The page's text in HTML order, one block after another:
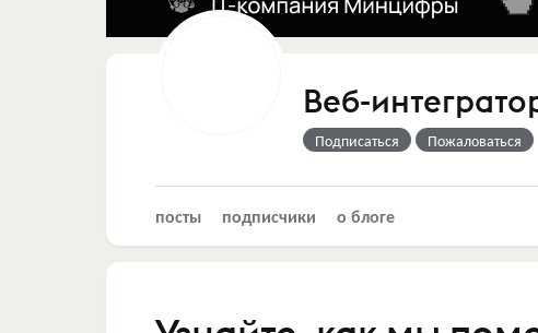
Веб-
Подписаться Пожаловаться
посты подписчики о блоге